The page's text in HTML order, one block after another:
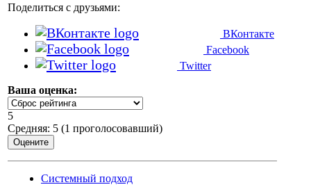
Поделиться с друзьями:
ВКонтакте
Facebook
Twitter
Ваша оценка:
5
Средняя: 5 (1 проголосовавший)
Системный подход